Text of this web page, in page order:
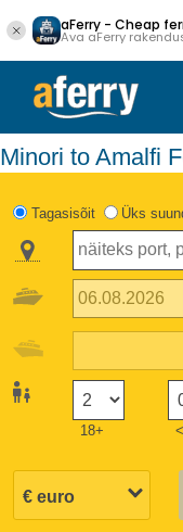
aFerry - Cheap
Ava aFerry
Minori to Amalfi
Tagasisõit Üks
18+